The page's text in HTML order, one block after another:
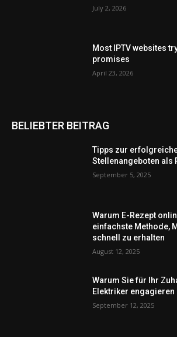
July 2, 2026
Most IPTV websites
promises
April 23, 2026
BELIEBTER BEITRAG
Tipps zur
Stellenangeboten als
September 5, 2025
Warum E-Rezept
einfachste Methode,
schnell zu erhalten
August 12, 2025
Warum Sie für Ihr
Elektriker engagieren
September 12, 2025